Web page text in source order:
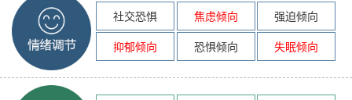
社交恐惧 焦虑倾向
强迫倾向
抑郁倾向
恐惧倾向 失眠倾向